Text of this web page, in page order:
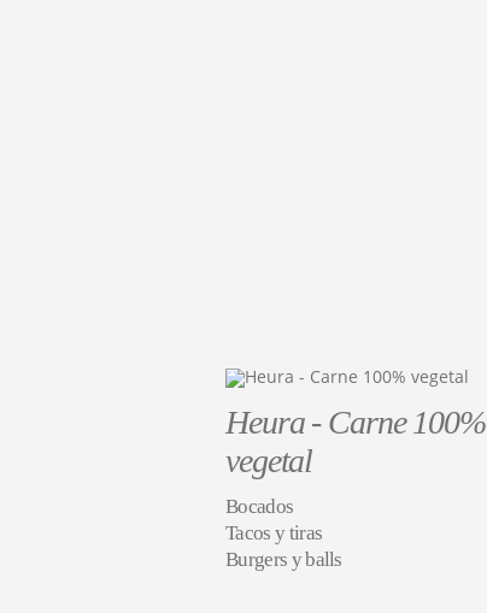
Heura - Carne 100%
vegetal
Bocados
Tacos y tiras
Burgers y balls